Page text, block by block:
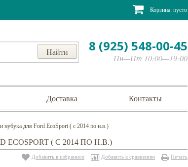
Корзина: пусто
8 (925) 548-00-45
Пн—Пт 10:00—19:00
Доставка Контакты
нубука для Ford EcoSport ( с 2014 по н.в.)
( С 2014 ПО Н.В.)
Добавить в избранное Добавить к сравнению Печать